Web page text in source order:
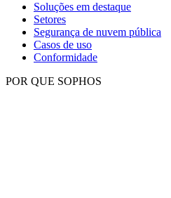
Soluções em destaque
Setores
Segurança de nuvem pública
Casos de uso
Conformidade
POR QUE SOPHOS